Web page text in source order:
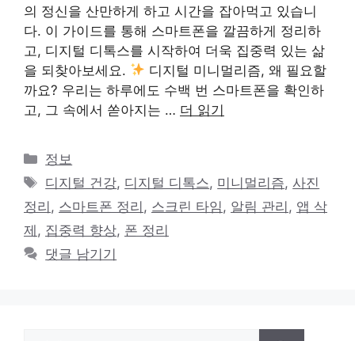
의 정신을 산만하게 하고 시간을 잡아먹고 있습니
다. 이 가이드를 통해 스마트폰을 깔끔하게 정리하
고, 디지털 디톡스를 시작하여 더욱 집중력 있는 삶
을 되찾아보세요.
디지털 미니멀리즘, 왜 필요할
까요? 우리는 하루에도 수백 번 스마트폰을 확인하
고, 그 속에서 쏟아지는 … 더 읽기
카
테
고
리
정보
태
그
디지털 건강, 디지털 디톡스, 미니멀리즘, 사진
정리 , 스마트폰 정리 , 스크린 타임 , 알림 관리 , 앱 삭
제 , 집중력 향상, 폰 정리
댓글 남기기